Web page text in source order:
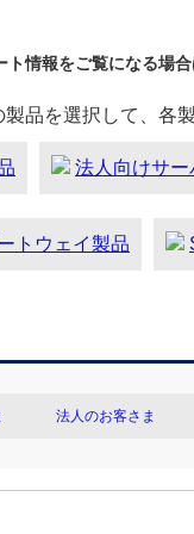
ト情報をご覧になる場合
製品を選択して、各
法人向けサ
トウェイ製品
法人のお客さま